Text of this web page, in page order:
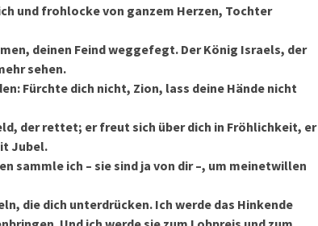
und frohlocke von ganzem Herzen, Tochter
deinen Feind weggefegt. Der König Israels, der
sehen.
Fürchte dich nicht, Zion, lass deine Hände nicht
der rettet; er freut sich über dich in Fröhlichkeit, er
Jubel.
sammle ich – sie sind ja von dir –, um meinetwillen
die dich unterdrücken. Ich werde das Hinkende